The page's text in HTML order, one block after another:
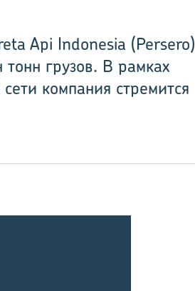
Api Indonesia (Persero)
грузов. В рамках
компания стремится